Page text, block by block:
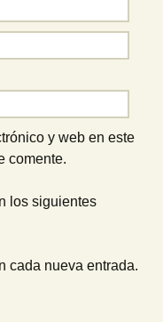
y web en este
comente.
los siguientes
cada nueva entrada.